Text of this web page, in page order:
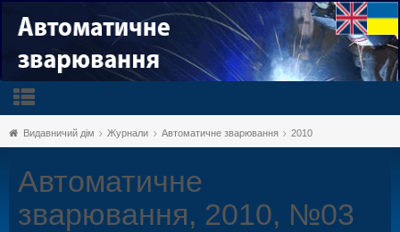
Видавничий дім Журнали Автоматичне зварювання 2010
Автоматичне
зварювання, 2010, №03